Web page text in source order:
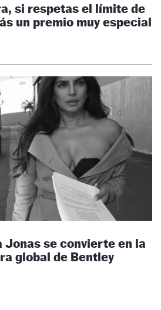
si respetas el límite de
un premio muy especial
Jonas se convierte en la
global de Bentley